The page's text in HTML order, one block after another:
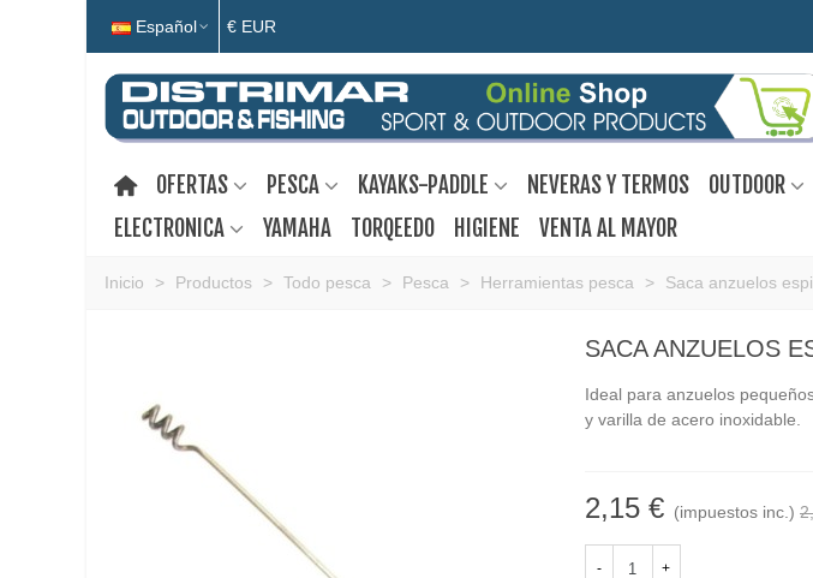
Español € EUR
OFERTAS PESCA KAYAKS-PADDLE NEVERAS Y TERMOS OUTDOOR
ELECTRONICA
YAMAHA TORQEEDO HIGIENE VENTA AL MAYOR
Inicio > Productos > Todo pesca > Pesca > Herramientas pesca > Saca anzuelos
SACA ANZUELOS
Ideal para anzuelos
y varilla de acero inoxidable.
2,15 € (impuestos inc.)
- +